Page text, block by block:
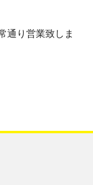
通り営業致しま